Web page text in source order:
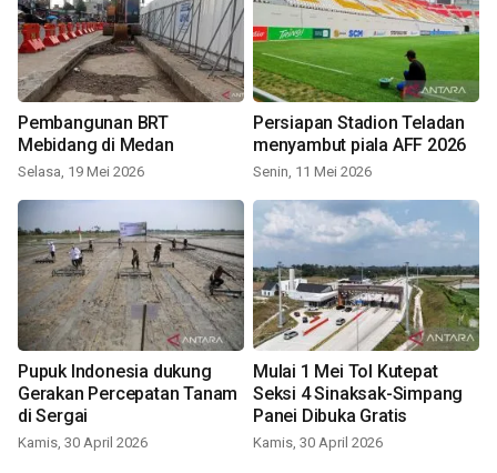
Pembangunan BRT
Mebidang di Medan
Selasa, 19 Mei 2026
Persiapan Stadion Teladan
menyambut piala AFF 2026
Senin, 11 Mei 2026
Pupuk Indonesia dukung
Gerakan Percepatan Tanam
di Sergai
Kamis, 30 April 2026
Mulai 1 Mei Tol Kutepat
Seksi 4 Sinaksak-Simpang
Panei Dibuka Gratis
Kamis, 30 April 2026